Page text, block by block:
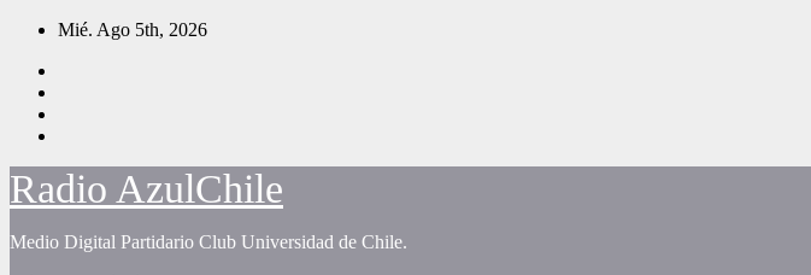
Saltar
contenido
Mié. Ago 5th, 2026
Radio AzulChile
Medio Digital Partidario Club Universidad de Chile.